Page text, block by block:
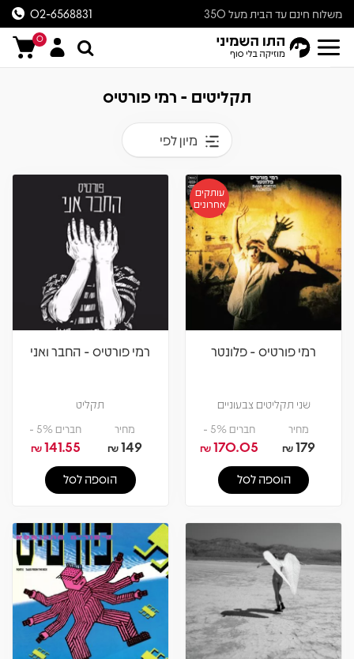
משלוח חינם עד הבית מעל 350
ש״ח
02-6568831
0
תקליטים - רמי פורטיס
מיון לפי
רמי פורטיס - פלונטר
שני תקליטים צבעוניים
מחיר
179
₪
חברים 5% -
170.05
₪
הוספה לסל
עותקים
אחרונים
רמי פורטיס - החבר ואני
תקליט
מחיר
149
₪
חברים 5% -
141.55
₪
הוספה לסל